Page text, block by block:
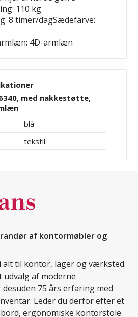
110 kg
8 timer/dagSædefarve:
4D-armlæn
med nakkestøtte,
blå
tekstil
af kontormøbler og
alt til kontor, lager og værksted.
af moderne
75 års erfaring med
Leder du derfor efter et
ergonomiske kontorstole